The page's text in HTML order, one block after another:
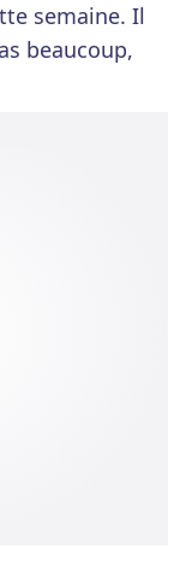
semaine. Il
beaucoup,